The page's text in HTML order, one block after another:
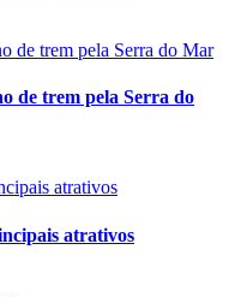
de trem pela Serra do
atrativos